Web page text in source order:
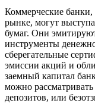
Коммерческие
рынке, могут
бумаг. Они
инструменты
сберегательные
эмиссии акций и
заемный капитал
можно
депозитов, или